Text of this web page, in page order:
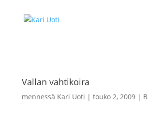
Vallan vahtikoira
mennessä Kari Uoti touko 2, 2009